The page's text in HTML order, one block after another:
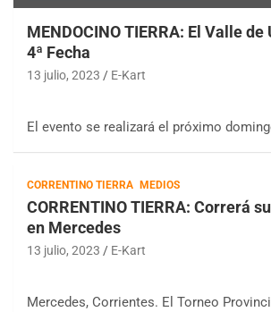
MENDOCINO TIERRA: El Valle
4ª Fecha
13 julio, 2023 E-Kart
El evento se realizará el próximo
CORRENTINO TIERRA MEDIOS
CORRENTINO TIERRA: Correrá
en Mercedes
13 julio, 2023 E-Kart
Mercedes, Corrientes. El Torneo